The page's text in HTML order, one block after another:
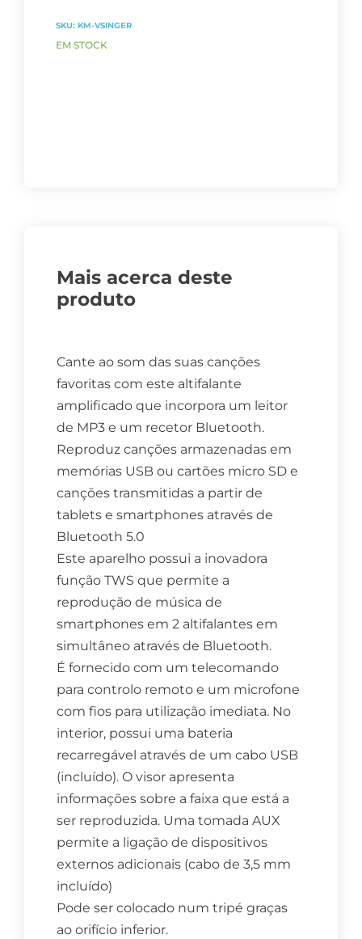
SKU: KM-VSINGER
EM STOCK
Mais acerca deste
produto
Cante ao som das suas canções
favoritas com este altifalante
amplificado que incorpora um leitor
de MP3 e um recetor Bluetooth.
Reproduz canções armazenadas em
memórias USB ou cartões micro SD e
canções transmitidas a partir de
tablets e smartphones através de
Bluetooth 5.0
Este aparelho possui a inovadora
função TWS que permite a
reprodução de música de
smartphones em 2 altifalantes em
simultâneo através de Bluetooth.
É fornecido com um telecomando
para controlo remoto e um microfone
com fios para utilização imediata. No
interior, possui uma bateria
recarregável através de um cabo USB
(incluído). O visor apresenta
informações sobre a faixa que está a
ser reproduzida. Uma tomada AUX
permite a ligação de dispositivos
externos adicionais (cabo de 3,5 mm
incluído)
Pode ser colocado num tripé graças
ao orifício inferior.